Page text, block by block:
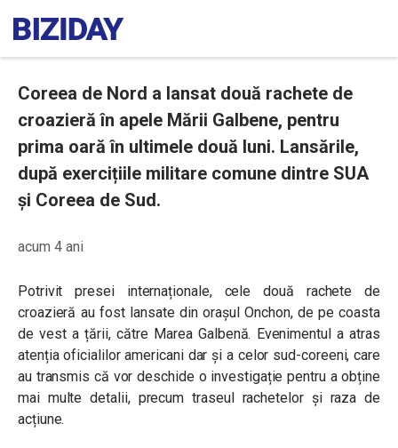
Coreea de Nord a lansat două rachete de
croazieră în apele Mării Galbene, pentru
prima oară în ultimele două luni. Lansările,
după exercițiile militare comune dintre SUA
și Coreea de Sud.
acum 4 ani
Potrivit presei internaționale, cele două rachete de
croazieră au fost lansate din orașul Onchon, de pe coasta
de vest a țării, către Marea Galbenă. Evenimentul a atras
atenția oficialilor americani dar și a celor sud-coreeni, care
au transmis că vor deschide o investigație pentru a obține
mai multe detalii, precum traseul rachetelor și raza de
acțiune.